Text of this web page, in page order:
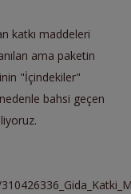
katkı maddeleri
ama paketin
"İçindekiler"
bahsi geçen